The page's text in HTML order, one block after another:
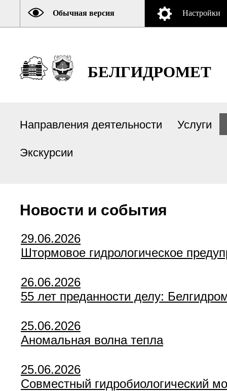
Обычная версия Настройки
БЕЛГИДРОМЕТ
Направления деятельности Услуги
Экскурсии
Новости и события
29.06.2026
Штормовое гидрологическое
26.06.2026
55 лет преданности делу:
25.06.2026
Аномальная волна тепла
25.06.2026
Совместный гидробиологический